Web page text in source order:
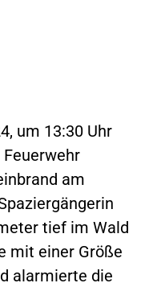
um 13:30 Uhr
am
tief im Wald
mit einer Größe
alarmierte die